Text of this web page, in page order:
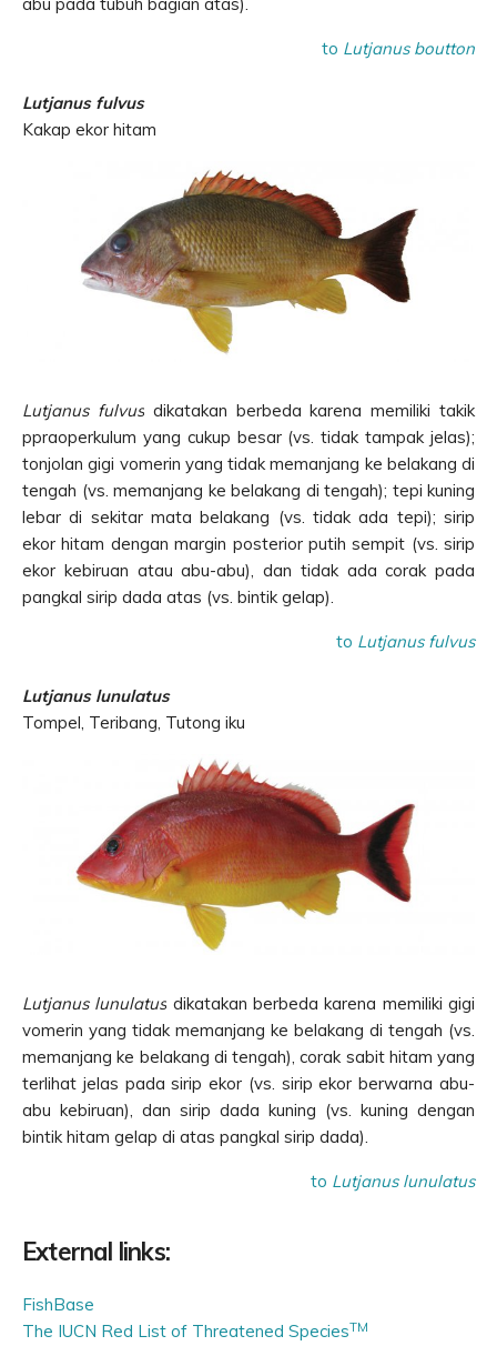
to Lutjanus boutton
Lutjanus fulvus
Kakap ekor hitam
Lutjanus fulvusdikatakan berbeda karena memiliki takik
ppraoperkulum yang cukup besar (vs. tidak tampak jelas);
tonjolan gigi vomerin yang tidak memanjang ke belakang di
tengah (vs. memanjang ke belakang di tengah); tepi kuning
lebar di sekitar mata belakang (vs. tidak ada tepi); sirip
ekor hitam dengan margin posterior putih sempit (vs. sirip
ekor kebiruan atau abu-abu), dan tidak ada corak pada
pangkal sirip dada atas (vs. bintik gelap).
to Lutjanus fulvus
Lutjanus lunulatus
Tompel, Teribang, Tutong iku
Lutjanus lunulatus dikatakan berbeda karena memiliki gigi
vomerin yang tidak memanjang ke belakang di tengah (vs.
memanjang ke belakang di tengah), corak sabit hitam yang
terlihat jelas pada sirip ekor (vs. sirip ekor berwarna abu-
abu kebiruan), dan sirip dada kuning (vs. kuning dengan
bintik hitam gelap di atas pangkal sirip dada).
to Lutjanus lunulatus
External links:
FishBase
The IUCN Red List of Threatened SpeciesTM